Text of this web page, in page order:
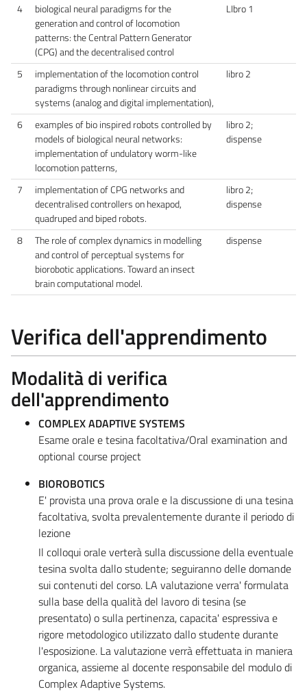
4
biological neural paradigms for the
generation and control of locomotion
patterns: the Central Pattern Generator
(CPG) and the decentralised control
LIbro 1
5
implementation of the locomotion control
paradigms through nonlinear circuits and
systems (analog and digital implementation),
libro 2
6
examples of bio inspired robots controlled by
models of biological neural networks:
implementation of undulatory worm-like
locomotion patterns,
libro 2;
dispense
7
implementation of CPG networks and
decentralised controllers on hexapod,
quadruped and biped robots.
libro 2;
dispense
8
The role of complex dynamics in modelling
and control of perceptual systems for
biorobotic applications. Toward an insect
brain computational model.
dispense
Verifica dell'apprendimento
Modalità di verifica
dell'apprendimento
COMPLEX ADAPTIVE SYSTEMS
Esame orale e tesina facoltativa/Oral examination and
optional course project
BIOROBOTICS
E' provista una prova orale e la discussione di una tesina
facoltativa, svolta prevalentemente durante il periodo di
lezione
Il colloqui orale verterà sulla discussione della eventuale
tesina svolta dallo studente; seguiranno delle domande
sui contenuti del corso. LA valutazione verra' formulata
sulla base della qualità del lavoro di tesina (se
presentato) o sulla pertinenza, capacita' espressiva e
rigore metodologico utilizzato dallo studente durante
l'esposizione. La valutazione verrà effettuata in maniera
organica, assieme al docente responsabile del modulo di
Complex Adaptive Systems.